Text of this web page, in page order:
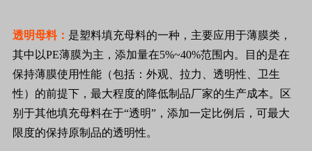
透明母料： 是塑料填充母料的一种，主要应用于薄膜类，
其中以PE薄膜为主，添加量在5%~40%范围内。目的是在
保持薄膜使用性能（包括：外观、拉力、透明性、卫生
性）的前提下，最大程度的降低制品厂家的生产成本。区
别于其他填充母料在于“透明”，添加一定比例后，可最大
限度的保持原制品的透明性。